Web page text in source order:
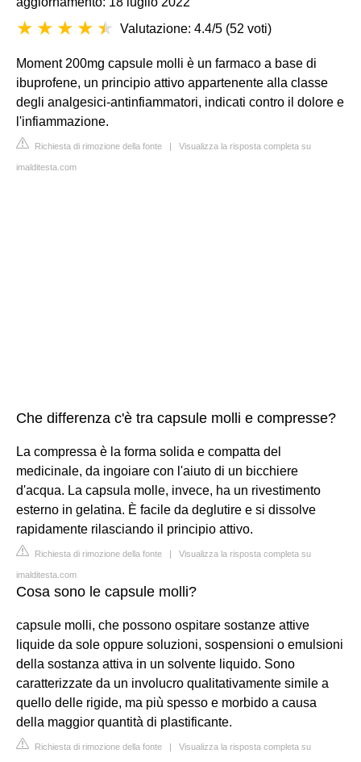
Valutazione: 4.4/5 (52 voti)
Moment 200mg capsule molli è un farmaco a base di
ibuprofene, un principio attivo appartenente alla classe
degli analgesici-antinfiammatori, indicati contro il dolore e
l'infiammazione.
Richiesta di rimozione della fonte | Visualizza la risposta completa su
imalditesta.com
Che differenza c'è tra capsule molli e compresse?
La compressa è la forma solida e compatta del
medicinale, da ingoiare con l'aiuto di un bicchiere
d'acqua. La capsula molle, invece, ha un rivestimento
esterno in gelatina. È facile da deglutire e si dissolve
rapidamente rilasciando il principio attivo.
Richiesta di rimozione della fonte | Visualizza la risposta completa su
imalditesta.com
Cosa sono le capsule molli?
capsule molli, che possono ospitare sostanze attive
liquide da sole oppure soluzioni, sospensioni o emulsioni
della sostanza attiva in un solvente liquido. Sono
caratterizzate da un involucro qualitativamente simile a
quello delle rigide, ma più spesso e morbido a causa
della maggior quantità di plastificante.
Richiesta di rimozione della fonte | Visualizza la risposta completa su